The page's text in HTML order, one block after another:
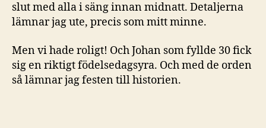
slut med alla i säng innan midnatt. Detaljerna
lämnar jag ute, precis som mitt minne.
Men vi hade roligt! Och Johan som fyllde 30 fick
sig en riktigt födelsedagsyra. Och med de orden
så lämnar jag festen till historien.